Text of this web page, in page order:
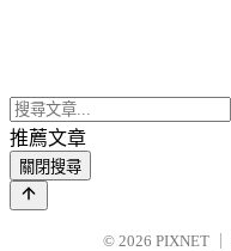
推薦文章
關閉搜尋
© 2026 PIXNET